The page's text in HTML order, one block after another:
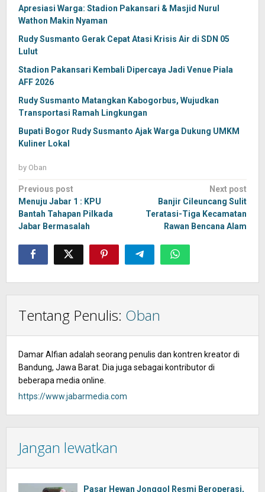
Apresiasi Warga: Stadion Pakansari & Masjid Nurul
Wathon Makin Nyaman
Rudy Susmanto Gerak Cepat Atasi Krisis Air di SDN 05
Lulut
Stadion Pakansari Kembali Dipercaya Jadi Venue Piala
AFF 2026
Rudy Susmanto Matangkan Kabogorbus, Wujudkan
Transportasi Ramah Lingkungan
Bupati Bogor Rudy Susmanto Ajak Warga Dukung UMKM
Kuliner Lokal
by Oban
Post
navigation
Previous post
Menuju Jabar 1 : KPU
Bantah Tahapan Pilkada
Jabar Bermasalah
Next post
Banjir Cileuncang Sulit
Teratasi-Tiga Kecamatan
Rawan Bencana Alam
Tentang Penulis: Oban
Damar Alfian adalah seorang penulis dan kontren kreator di
Bandung, Jawa Barat. Dia juga sebagai kontributor di
beberapa media online.
https://www.jabarmedia.com
Jangan lewatkan
Pasar Hewan Jonggol Resmi Beroperasi,